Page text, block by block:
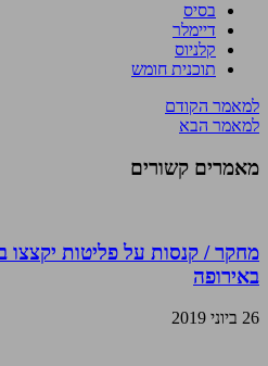
בסיס
דיימלר
קלניוס
תוכנית חומש
למאמר הקודם
למאמר הבא
מאמרים קשורים
מחקר / קנסות על פליטות יקצצו
באירופה
26 ביוני 2019